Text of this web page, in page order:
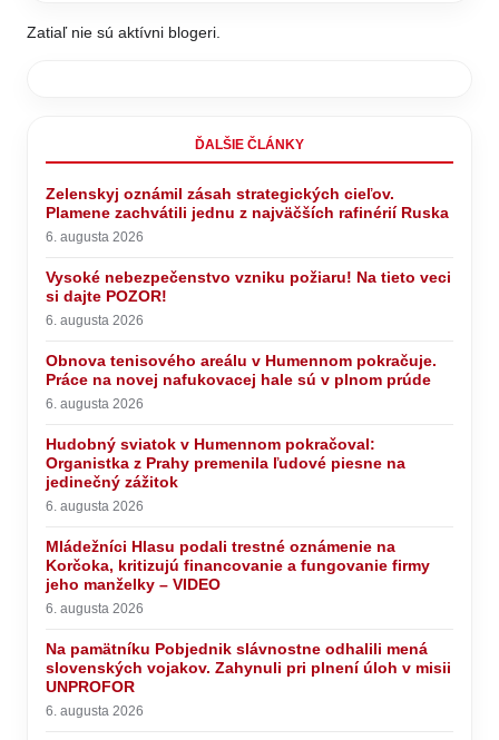
Zatiaľ nie sú aktívni blogeri.
ĎALŠIE ČLÁNKY
Zelenskyj oznámil zásah strategických cieľov.
Plamene zachvátili jednu z najväčších rafinérií Ruska
6. augusta 2026
Vysoké nebezpečenstvo vzniku požiaru! Na tieto veci
si dajte POZOR!
6. augusta 2026
Obnova tenisového areálu v Humennom pokračuje.
Práce na novej nafukovacej hale sú v plnom prúde
6. augusta 2026
Hudobný sviatok v Humennom pokračoval:
Organistka z Prahy premenila ľudové piesne na
jedinečný zážitok
6. augusta 2026
Mládežníci Hlasu podali trestné oznámenie na
Korčoka, kritizujú financovanie a fungovanie firmy
jeho manželky – VIDEO
6. augusta 2026
Na pamätníku Pobjednik slávnostne odhalili mená
slovenských vojakov. Zahynuli pri plnení úloh v misii
UNPROFOR
6. augusta 2026